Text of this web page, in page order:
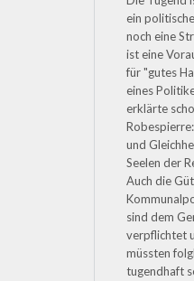
ein
noch eine
ist eine
für "gutes
eines
erklärte
und
Seelen der
Auch die
sind dem
verpflichtet
müssten
tugendhaft